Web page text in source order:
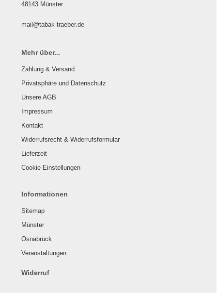
48143 Münster
mail@tabak-traeber.de
Mehr über...
Zahlung & Versand
Privatsphäre und Datenschutz
Unsere AGB
Impressum
Kontakt
Widerrufsrecht & Widerrufsformular
Lieferzeit
Cookie Einstellungen
Informationen
Sitemap
Münster
Osnabrück
Veranstaltungen
Widerruf